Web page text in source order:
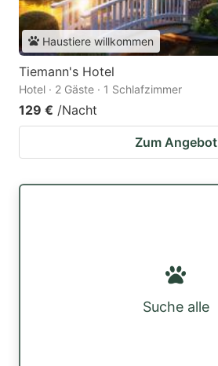
Haustiere willkommen
Tiemann's Hotel
Hotel · 2 Gäste · 1 Schlafzimmer
129 € /Nacht
Zum Angebot
Suche alle